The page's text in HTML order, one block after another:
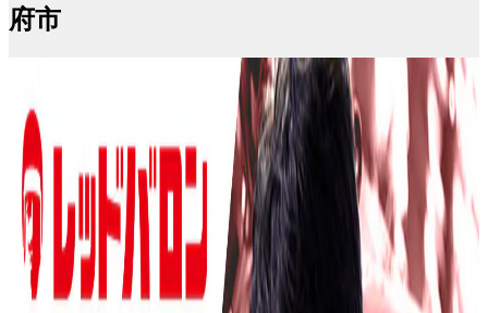
府市